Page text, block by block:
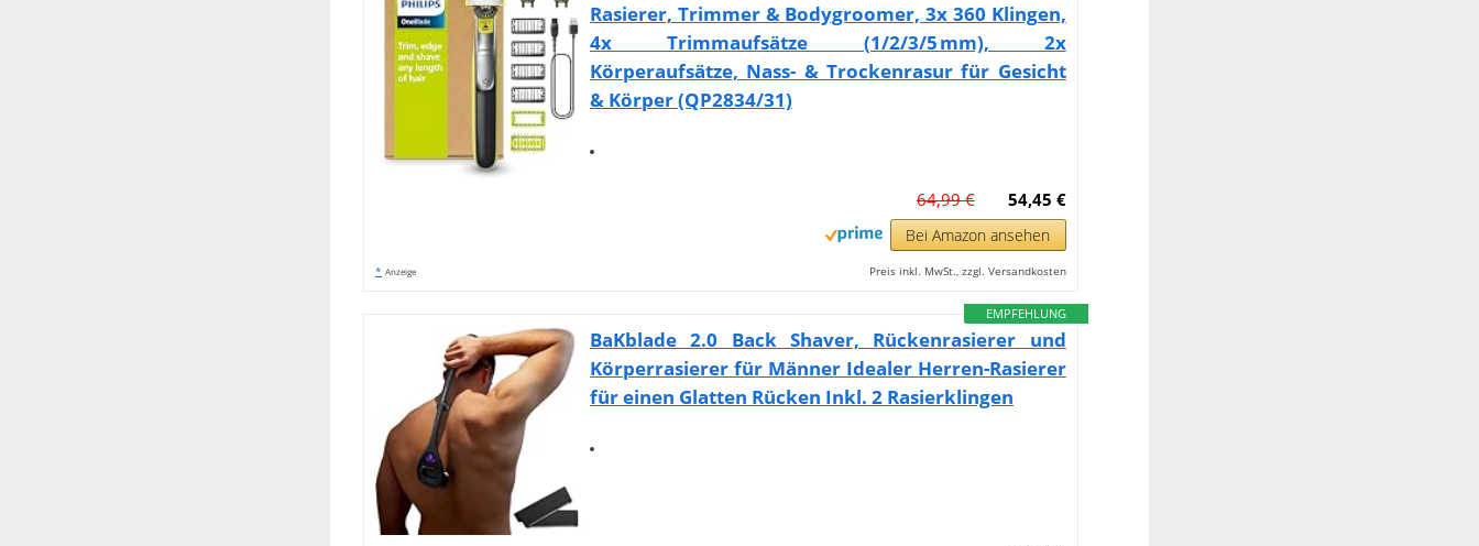
Rasierer, Trimmer & Bodygroomer, 3x 360 Klingen,
4x Trimmaufsätze (1/2/3/5 mm), 2x
Körperaufsätze, Nass- & Trockenrasur für Gesicht
& Körper (QP2834/31)
54,45 €
64,99 €
Bei Amazon ansehen
* Anzeige Preis inkl. MwSt., zzgl. Versandkosten
EMPFEHLUNG
BaKblade 2.0 Back Shaver, Rückenrasierer und
Körperrasierer für Männer Idealer Herren-Rasierer
für einen Glatten Rücken Inkl. 2 Rasierklingen